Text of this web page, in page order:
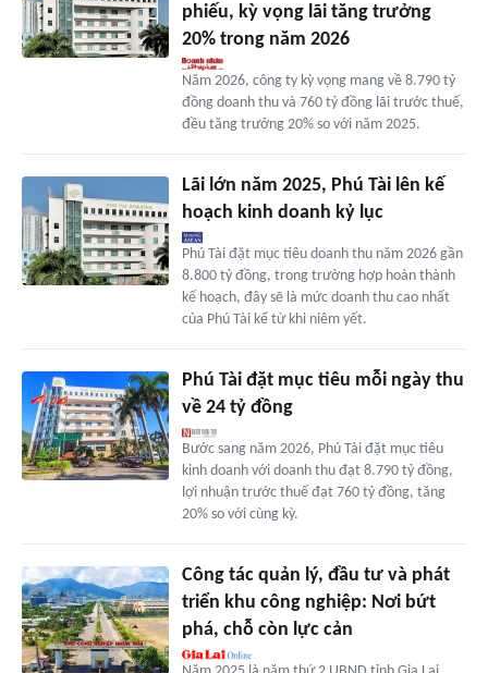
phiếu, kỳ vọng lãi tăng trưởng
20% trong năm 2026
Năm 2026, công ty kỳ vọng mang về 8.790 tỷ
đồng doanh thu và 760 tỷ đồng lãi trước thuế,
đều tăng trưởng 20% so với năm 2025.
Lãi lớn năm 2025, Phú Tài lên kế
hoạch kinh doanh kỷ lục
Phú Tài đặt mục tiêu doanh thu năm 2026 gần
8.800 tỷ đồng, trong trường hợp hoàn thành
kế hoạch, đây sẽ là mức doanh thu cao nhất
của Phú Tài kể từ khi niêm yết.
Phú Tài đặt mục tiêu mỗi ngày thu
về 24 tỷ đồng
Bước sang năm 2026, Phú Tài đặt mục tiêu
kinh doanh với doanh thu đạt 8.790 tỷ đồng,
lợi nhuận trước thuế đạt 760 tỷ đồng, tăng
20% so với cùng kỳ.
Công tác quản lý, đầu tư và phát
triển khu công nghiệp: Nơi bứt
phá, chỗ còn lực cản